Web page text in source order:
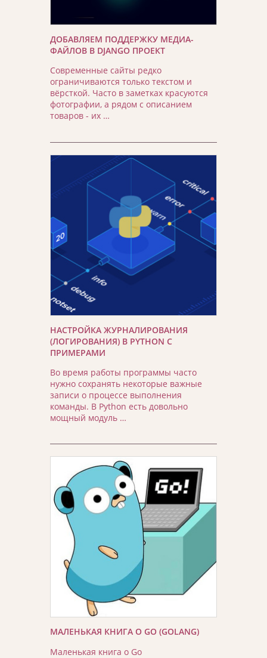
ДОБАВЛЯЕМ ПОДДЕРЖКУ МЕДИА-
ФАЙЛОВ В DJANGO ПРОЕКТ
Современные сайты редко
ограничиваются только текстом и
вёрсткой. Часто в заметках красуются
фотографии, а рядом с описанием
товаров - их …
НАСТРОЙКА ЖУРНАЛИРОВАНИЯ
(ЛОГИРОВАНИЯ) В PYTHON С
ПРИМЕРАМИ
Во время работы программы часто
нужно сохранять некоторые важные
записи о процессе выполнения
команды. В Python есть довольно
мощный модуль …
МАЛЕНЬКАЯ КНИГА О GO (GOLANG)
Маленькая книга о Go